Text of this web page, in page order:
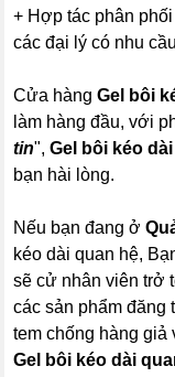
+ Hợp tác phân
các đại lý có nhu cầu
Cửa hàngGel bôi
làm hàng đầu, với
tin",Gel bôi kéo
bạn hài lòng.
Nếu bạn đang ở
kéo dài quan hệ,
sẽ cử nhân viên trở
các sản phẩm đăng
tem chống hàng giả
Gel bôi kéo dài